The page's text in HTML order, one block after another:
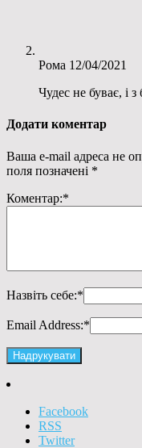
Рома 12/04/2021
Чудес не буває, і
Додати коментар
Ваша e-mail адреса не
поля позначені *
Коментар:*
Назвіть себе:*
Email Address:*
Facebook
RSS
Twitter